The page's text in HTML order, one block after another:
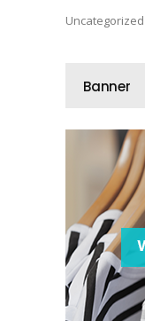
Uncategorized
Banner